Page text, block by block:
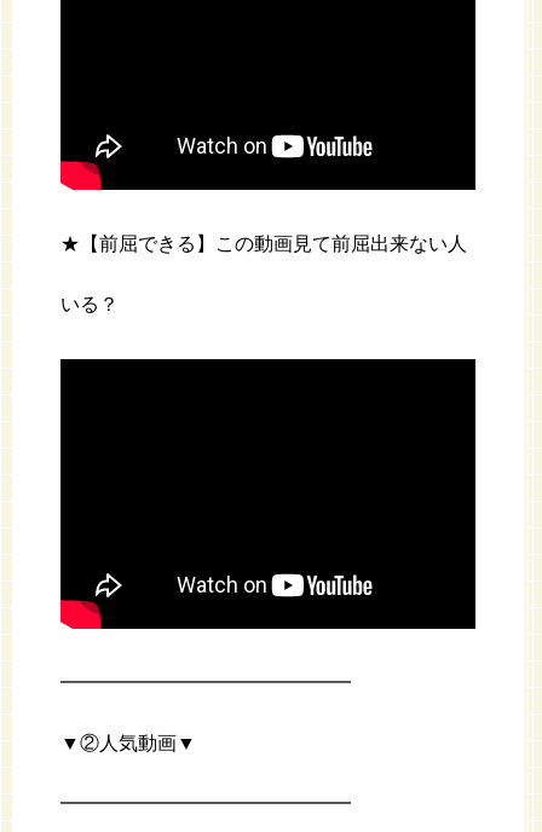
★【前屈できる】この動画見て前屈出来ない人
いる？
━━━━━━━━━━━━━━━
▼②人気動画▼
━━━━━━━━━━━━━━━